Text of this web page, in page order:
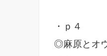
・ｐ４
◎麻原とオ